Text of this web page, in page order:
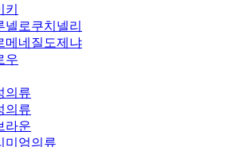
넬로쿠치넬리
메네질도제냐
우
의류
의류
라운
미엄의류